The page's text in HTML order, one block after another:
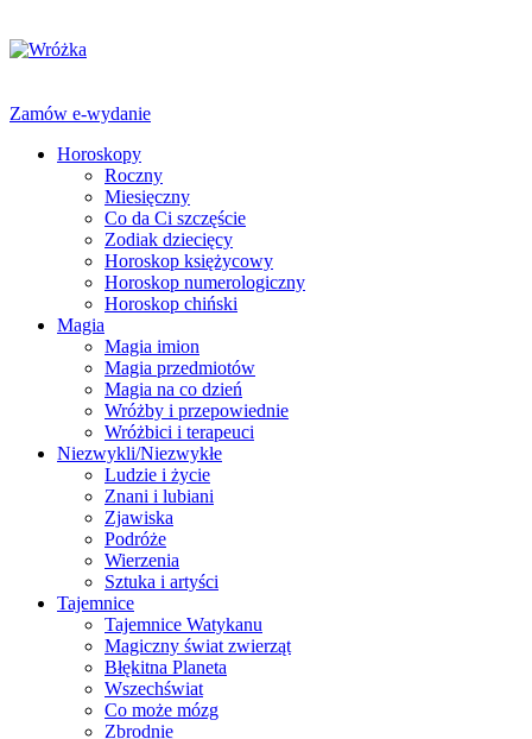
Zamów e-wydanie
Horoskopy
Roczny
Miesięczny
Co da Ci szczęście
Zodiak dziecięcy
Horoskop księżycowy
Horoskop numerologiczny
Horoskop chiński
Magia
Magia imion
Magia przedmiotów
Magia na co dzień
Wróżby i przepowiednie
Wróżbici i terapeuci
Niezwykli/Niezwykłe
Ludzie i życie
Znani i lubiani
Zjawiska
Podróże
Wierzenia
Sztuka i artyści
Tajemnice
Tajemnice Watykanu
Magiczny świat zwierząt
Błękitna Planeta
Wszechświat
Co może mózg
Zbrodnie